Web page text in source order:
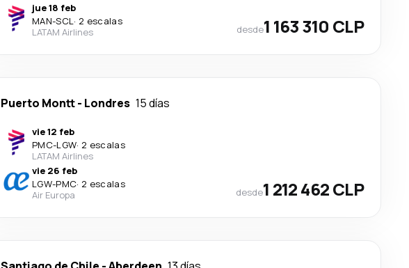
jue 18 feb
MAN-SCL· 2 escalas
LATAM Airlines
desde1 163 310 CLP
Puerto Montt- Londres 15 días
vie 12 feb
PMC-LGW· 2 escalas
LATAM Airlines
vie 26 feb
LGW-PMC· 2 escalas
Air Europa
desde1 212 462 CLP